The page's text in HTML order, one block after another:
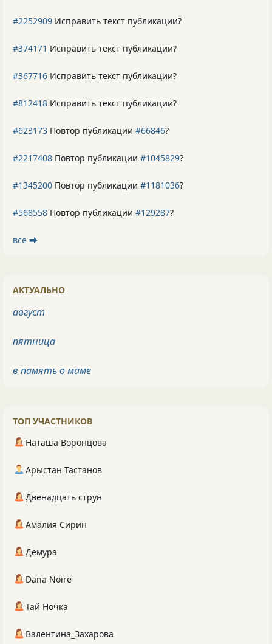
#2252909 Исправить текст публикации?
#374171 Исправить текст публикации?
#367716 Исправить текст публикации?
#812418 Исправить текст публикации?
#623173 Повтор публикации #66846?
#2217408 Повтор публикации #1045829?
#1345200 Повтор публикации #1181036?
#568558 Повтор публикации #129287?
все ⮕
АКТУАЛЬНО
август
пятница
в память о маме
ТОП УЧАСТНИКОВ
Наташа Воронцова
Арыстан Тастанов
Двенадцать струн
Амалия Сирин
Демура
Dana Noire
Тай Ночка
Валентина_Захарова